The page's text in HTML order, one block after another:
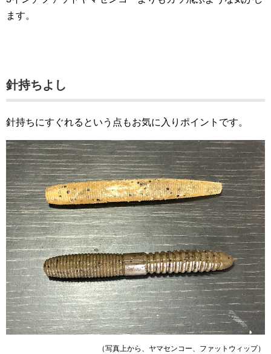
ます。
針持ちよし
針持ちにすぐれるという点もお気に入りポイントです。
（写真上から、ヤマセンコー、ファットウィップ）